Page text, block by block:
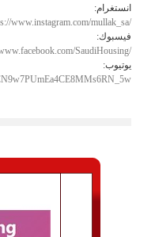
انستغرام:
www.instagram.com/mullak_sa/
فيسبوك:
SaudiHousing/
يوتيوب: